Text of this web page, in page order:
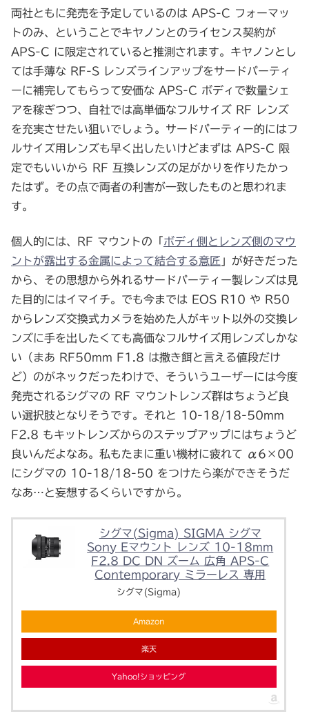
両社ともに発売を予定しているのは APS-C フォーマッ
トのみ、ということでキヤノンとのライセンス契約が
APS-C に限定されていると推測されます。キヤノンとし
ては手薄な RF-S レンズラインアップをサードパーティ
ーに補完してもらって安価な APS-C ボディで数量シェ
アを稼ぎつつ、自社では高単価なフルサイズ RF レンズ
を充実させたい狙いでしょう。サードパーティー的にはフ
ルサイズ用レンズも早く出したいけどまずは APS-C 限
定でもいいから RF 互換レンズの足がかりを作りたかっ
たはず。その点で両者の利害が一致したものと思われま
す。
個人的には、RF マウントの「 ボディ側とレンズ側のマウ
ントが露出する金属によって結合する意匠 」が好きだった
から、その思想から外れるサードパーティー製レンズは見
た目的にはイマイチ。でも今までは EOS R10 や R50
からレンズ交換式カメラを始めた人がキット以外の交換レ
ンズに手を出したくても高価なフルサイズ用レンズしかな
い（まあ RF50mm F1.8 は撒き餌と言える値段だけ
ど）のがネックだったわけで、そういうユーザーには今度
発売されるシグマの RF マウントレンズ群はちょうど良
い選択肢となりそうです。それと 10-18/18-50mm
F2.8 もキットレンズからのステップアップにはちょうど
良いんだよなあ。私もたまに重い機材に疲れて α6×00
にシグマの 10-18/18-50 をつけたら楽ができそうだ
なあ…と妄想するくらいですから。
シグマ(Sigma) SIGMA シグマ
Sony Eマウント レンズ 10-18mm
F2.8 DC DN ズーム 広角 APS-C
Contemporary ミラーレス 専用
シグマ(Sigma)
Amazon
楽天
Yahoo!ショッピング